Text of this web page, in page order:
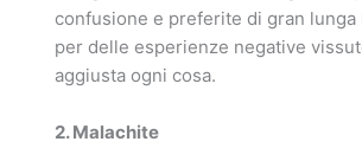
confusione e preferite di gran
per delle esperienze negative
aggiusta ogni cosa.
2. Malachite